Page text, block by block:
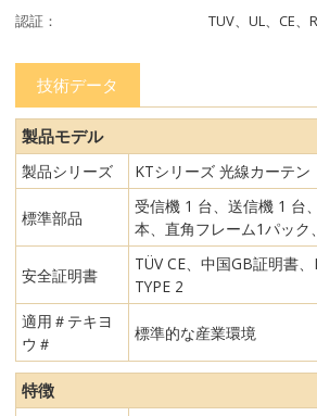
認証：
TUV、UL、CE、
技術データ
製品モデル
製品シリーズ KTシリーズ 光線カーテン
標準部品
受信機 1 台、送信機 1 台
本、直角フレーム1パック
安全証明書
TÜV CE、中国GB証明書、
TYPE 2
適用＃テキヨ
ウ＃
標準的な産業環境
特徴